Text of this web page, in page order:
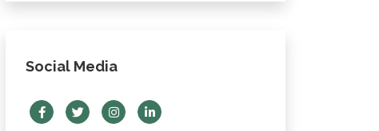
Social Media